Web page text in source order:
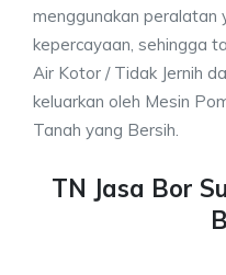
menggunakan peralatan
kepercayaan, sehingga
Air Kotor / Tidak Jernih
keluarkan oleh Mesin
Tanah yang Bersih.
TN Jasa Bor